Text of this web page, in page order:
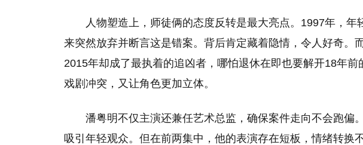
人物塑造上，师徒俩的态度反转是最大亮点。1997年，
来突然放弃并断言这是错案。背后肯定藏着隐情，令人好奇。
2015年却成了最执着的追凶者，哪怕退休在即也要解开18年
戏剧冲突，又让角色更加立体。
潘粤明不仅主演还兼任艺术总监，确保案件走向不会跑偏
吸引年轻观众。但在前两集中，他的表演存在短板，情绪转换